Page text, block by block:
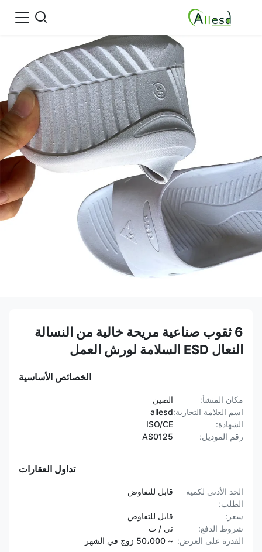
6 ثقوب صناعية مريحة خالية من النسالة
النعال ESD السلامة لورش العمل
الخصائص الأساسية
مكان المنشأ:
الصين
اسم العلامة التجارية:allesd
الشهادة:
ISO/CE
رقم الموديل:
AS0125
تداول العقارات
الحد الأدنى لكمية
الطلب:
قابل للتفاوض
سعر:
قابل للتفاوض
شروط الدفع:
تي / ت
القدرة على العرض: ~ 50،000 زوج في الشهر